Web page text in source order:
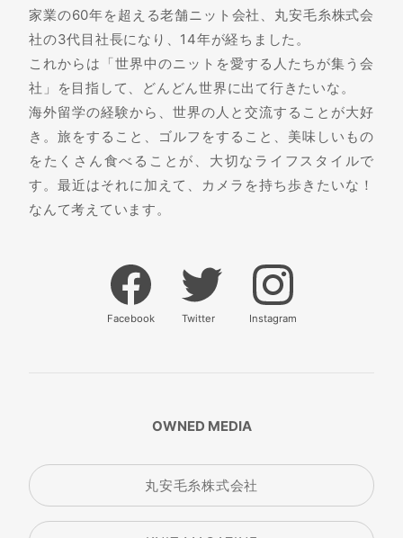
家業の60年を超える老舗ニット会社、丸安毛糸株式会
社の3代目社長になり、14年が経ちました。
これからは「世界中のニットを愛する人たちが集う会
社」を目指して、どんどん世界に出て行きたいな。
海外留学の経験から、世界の人と交流することが大好
き。旅をすること、ゴルフをすること、美味しいもの
をたくさん食べることが、大切なライフスタイルで
す。最近はそれに加えて、カメラを持ち歩きたいな！
なんて考えています。
Facebook Twitter Instagram
OWNED MEDIA
丸安毛糸株式会社